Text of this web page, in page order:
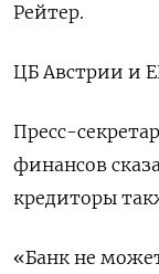
Рейтер.
ЦБ Австрии и
Пресс-
финансов
кредиторы
«Банк не